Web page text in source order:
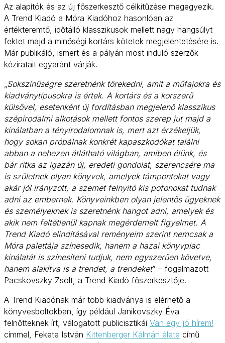
Az alapítók és az új főszerkesztő célkitűzése megegyezik.
A Trend Kiadó a Móra Kiadóhoz hasonlóan az
értékteremtő, időtálló klasszikusok mellett nagy hangsúlyt
fektet majd a minőségi kortárs kötetek megjelentetésére is.
Már publikáló, ismert és a pályán most induló szerzők
kéziratait egyaránt várják.
„Sokszínűségre szeretnénk törekedni, amit a műfajokra és
kiadványtípusokra is értek. A kortárs és a korszerű
külsővel, esetenként új fordításban megjelenő klasszikus
szépirodalmi alkotások mellett fontos szerep jut majd a
kínálatban a tényirodalomnak is, mert azt érzékeljük,
hogy sokan próbálnak konkrét kapaszkodókat találni
abban a nehezen átlátható világban, amiben élünk, és
bár ritka az igazán új, eredeti gondolat, szerencsére ma
is születnek olyan könyvek, amelyek támpontokat vagy
akár jól irányzott, a szemet felnyitó kis pofonokat tudnak
adni az embernek. Könyveinkben olyan jelentős ügyeknek
és személyeknek is szeretnénk hangot adni, amelyek és
akik nem feltétlenül kapnak megérdemelt figyelmet. A
Trend Kiadó elindításával reményeim szerint nemcsak a
Móra palettája színesedik, hanem a hazai könyvpiac
kínálatát is színesíteni tudjuk, nem egyszerűen követve,
hanem alakítva is a trendet, a trendeket” – fogalmazott
Pacskovszky Zsolt, a Trend Kiadó főszerkesztője.
A Trend Kiadónak már több kiadványa is elérhető a
könyvesboltokban, így például Janikovszky Éva
felnőtteknek írt, válogatott publicisztikái Van egy jó hírem!
címmel, Fekete István Kittenberger Kálmán élete című